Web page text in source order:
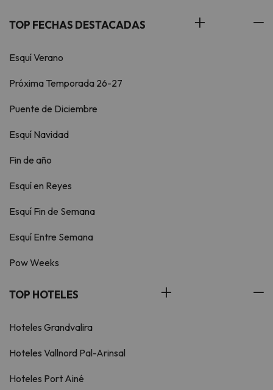
TOP FECHAS DESTACADAS
Esquí Verano
Próxima Temporada 26-27
Puente de Diciembre
Esquí Navidad
Fin de año
Esquí en Reyes
Esquí Fin de Semana
Esquí Entre Semana
Pow Weeks
TOP HOTELES
Hoteles Grandvalira
Hoteles Vallnord Pal-Arinsal
Hoteles Port Ainé